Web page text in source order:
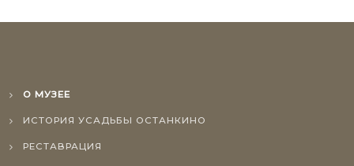
О МУЗЕЕ
ИСТОРИЯ УСАДЬБЫ ОСТАНКИНО
РЕСТАВРАЦИЯ